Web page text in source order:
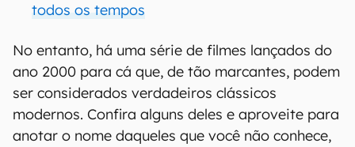
todos os tempos
No entanto, há uma série de filmes lançados do
ano 2000 para cá que, de tão marcantes, podem
ser considerados verdadeiros clássicos
modernos. Confira alguns deles e aproveite para
anotar o nome daqueles que você não conhece,